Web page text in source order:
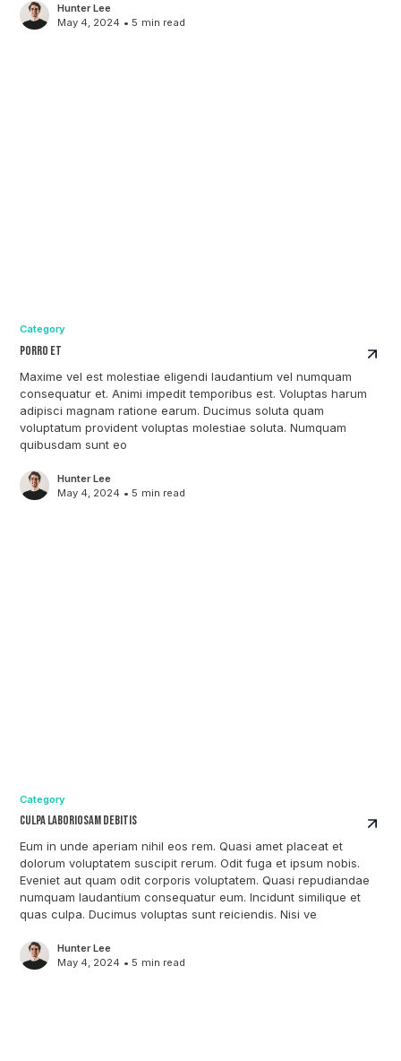
Hunter Lee
May 4, 2024 • 5 min read
Category
Porro Et
Maxime vel est molestiae eligendi laudantium vel numquam
consequatur et. Animi impedit temporibus est. Voluptas harum
adipisci magnam ratione earum. Ducimus soluta quam
voluptatum provident voluptas molestiae soluta. Numquam
quibusdam sunt eo
Hunter Lee
May 4, 2024 • 5 min read
Category
Culpa Laboriosam Debitis
Eum in unde aperiam nihil eos rem. Quasi amet placeat et
dolorum voluptatem suscipit rerum. Odit fuga et ipsum nobis.
Eveniet aut quam odit corporis voluptatem. Quasi repudiandae
numquam laudantium consequatur eum. Incidunt similique et
quas culpa. Ducimus voluptas sunt reiciendis. Nisi ve
Hunter Lee
May 4, 2024 • 5 min read